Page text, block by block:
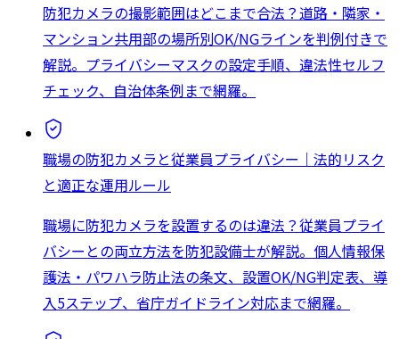
防犯カメラの撮影範囲はどこまで合法？道路・隣家・
マンション共用部の場所別OK/NGラインを判例付きで
解説。プライバシーマスクの設定手順、違法性セルフ
チェック、自治体条例まで網羅。
職場の防犯カメラと従業員プライバシー｜法的リスク
と適正な運用ルール
職場に防犯カメラを設置するのは違法？従業員プライ
バシーとの両立方法を防犯設備士が解説。個人情報保
護法・パワハラ防止法の条文、設置OK/NG判定表、導
入5ステップ、省庁ガイドライン対応まで網羅。